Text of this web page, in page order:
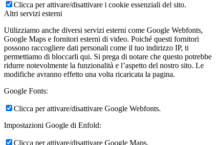
Clicca per attivare/disattivare i cookie essenziali del sito.
Altri servizi esterni
Utilizziamo anche diversi servizi esterni come Google Webfonts,
Google Maps e fornitori esterni di video. Poiché questi fornitori
possono raccogliere dati personali come il tuo indirizzo IP, ti
permettiamo di bloccarli qui. Si prega di notare che questo potrebbe
ridurre notevolmente la funzionalità e l’aspetto del nostro sito. Le
modifiche avranno effetto una volta ricaricata la pagina.
Google Fonts:
Clicca per attivare/disattivare Google Webfonts.
Impostazioni Google di Enfold:
Clicca per attivare/disattivare Google Maps.